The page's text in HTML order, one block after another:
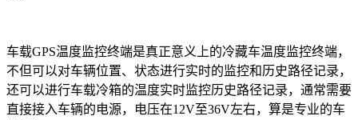
车载GPS温度监控终端是真正意义上的冷藏车温度监控终端，
不但可以对车辆位置、状态进行实时的监控和历史路径记录，
还可以进行车载冷箱的温度实时监控历史路径记录，通常需要
直接接入车辆的电源，电压在12V至36V左右，算是专业的车